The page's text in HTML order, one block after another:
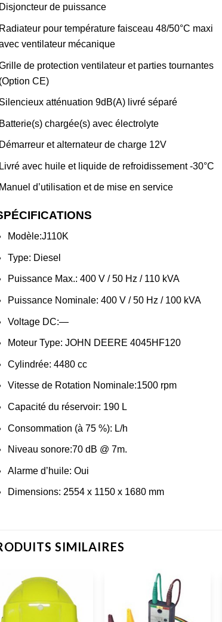
de puissance
pour température faisceau 48/50°C maxi
ventilateur mécanique
de protection ventilateur et parties tournantes
CE)
atténuation 9dB(A) livré séparé
chargée(s) avec électrolyte
et alternateur de charge 12V
avec huile et liquide de refroidissement -30°C
d’utilisation et de mise en service
Modèle:J110K
Type: Diesel
Puissance Max.:400 V / 50 Hz / 110 kVA
Puissance Nominale:400 V / 50 Hz / 100 kVA
Voltage DC:—
MoteurType: JOHN DEERE 4045HF120
Cylindrée:4480 cc
Vitesse de Rotation Nominale:1500 rpm
Capacité du réservoir: 190 L
Consommation (à 75 %): L/h
Niveau sonore:70 dB @ 7m.
Alarme d’huile:Oui
Dimensions:2554 x 1150 x 1680 mm
SIMILAIRES